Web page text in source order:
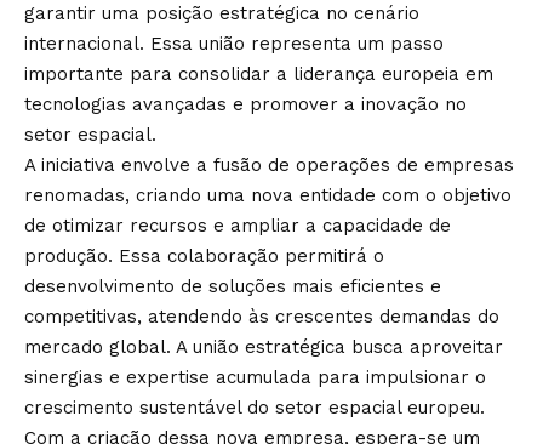
garantir uma posição estratégica no cenário
internacional. Essa união representa um passo
importante para consolidar a liderança europeia em
tecnologias avançadas e promover a inovação no
setor espacial.
A iniciativa envolve a fusão de operações de empresas
renomadas, criando uma nova entidade com o objetivo
de otimizar recursos e ampliar a capacidade de
produção. Essa colaboração permitirá o
desenvolvimento de soluções mais eficientes e
competitivas, atendendo às crescentes demandas do
mercado global. A união estratégica busca aproveitar
sinergias e expertise acumulada para impulsionar o
crescimento sustentável do setor espacial europeu.
Com a criação dessa nova empresa, espera-se um